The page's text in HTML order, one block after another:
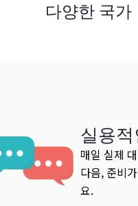
다양한 국가
실용
매일 실제
다음, 준비
요.